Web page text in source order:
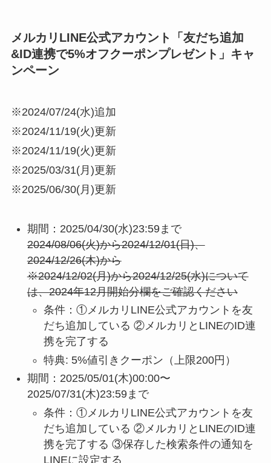
メルカリLINE公式アカウント「友だち追加
&ID連携で5%オフクーポンプレゼント」キャ
ンペーン
※2024/07/24(水)追加
※2024/11/19(火)更新
※2024/11/19(火)更新
※2025/03/31(月)更新
※2025/06/30(月)更新
期間：2025/04/30(水)23:59まで
2024/08/06(火)から2024/12/01(日)、
2024/12/26(木)から
※2024/12/02(月)から2024/12/25(水)について
は、2024年12月開始分欄をご確認ください
条件：①メルカリLINE公式アカウントを友
だち追加している ②メルカリとLINEのID連
携を完了する
特典: 5%値引きクーポン（上限200円）
期間：2025/05/01(木)00:00〜
2025/07/31(木)23:59まで
条件：①メルカリLINE公式アカウントを友
だち追加している ②メルカリとLINEのID連
携を完了する ③保存した検索条件の通知を
LINEに設定する